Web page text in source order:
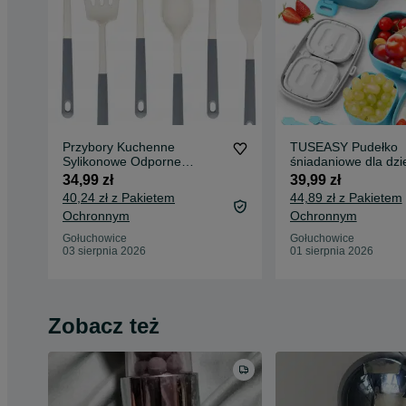
Przybory Kuchenne
Sylikonowe Odporne
Zestaw 6 Przyborów Kolor
Szary
34,99 zł
40,24 zł z Pakietem
Ochronnym
Gołuchowice
03 sierpnia 2026
TUSEASY Pudełko
śniadaniowe dla
przegródkami
39,99 zł
44,89 zł z Pakietem
Ochronnym
Gołuchowice
01 sierpnia 2026
Zobacz też